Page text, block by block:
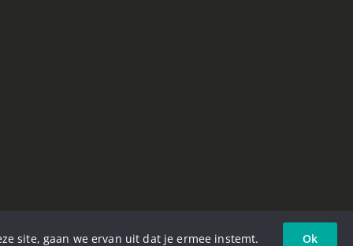
site, gaan we ervan uit dat je ermee instemt. Ok